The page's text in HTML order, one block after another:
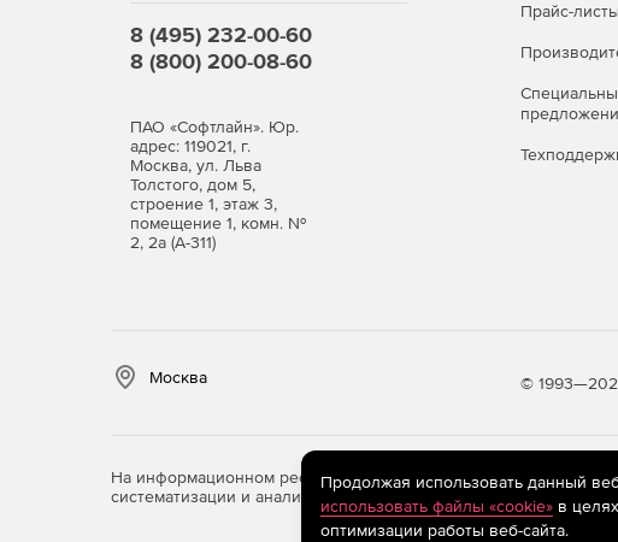
8 (495) 232-00-60
8 (800) 200-08-60
ПАО «Софтлайн». Юр.
адрес: 119021, г.
Москва, ул. Льва
Толстого, дом 5,
строение 1, этаж 3,
помещение 1, комн. №
2, 2а (А-311)
Прайс-листы
Москва ©
На информационном ресурсе store.softline.ru применяются
систематизации и анализа сведений, относящихся к
Продолжая использовать данный
использовать файлы «cookie»в
оптимизации работы веб-сайта.